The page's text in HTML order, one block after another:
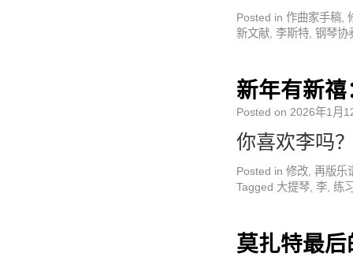
Posted in 作曲家手稿
新文献 李斯特 钢琴协
新年有新禧
Posted on 2026年1月
你喜欢李吗
Posted in 修改 再版乐
Tagged 大提琴 李 练
莫扎特最